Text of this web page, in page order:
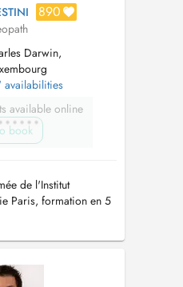
890
Darwin,
availabilities
available online
book
de l'Institut
Paris, formation en 5
les MICI (maladie de
viscérale -
périnatalité pour la
enceintes e...